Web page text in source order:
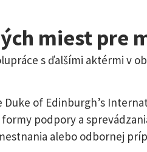
miest pre
s ďalšími aktérmi v
of Edinburgh’s
podpory a
alebo odbornej